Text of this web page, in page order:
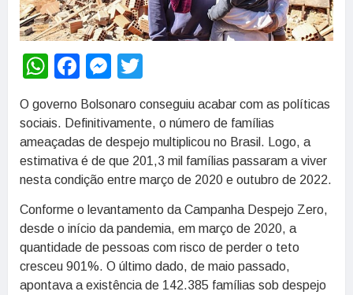
WhatsApp
Facebook
Messenger
O governo Bolsonaro conseguiu acabar com as políticas
sociais. Definitivamente, o número de famílias
ameaçadas de despejo multiplicou no Brasil. Logo, a
estimativa é de que 201,3 mil famílias passaram a viver
nesta condição entre março de 2020 e outubro de 2022.
Conforme o levantamento da Campanha Despejo Zero,
desde o início da pandemia, em março de 2020, a
quantidade de pessoas com risco de perder o teto
cresceu 901%. O último dado, de maio passado,
apontava a existência de 142.385 famílias sob despejo